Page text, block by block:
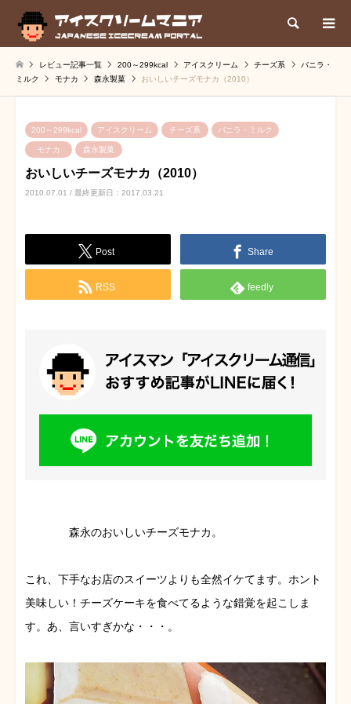
検索
レビュー記事一覧 200～299kcal アイスクリーム チーズ系
バニラ・
ミルク
モナカ 森永製菓 おいしいチーズモナカ（2010）
200～299kcal アイスクリーム チーズ系 バニラ・ミルク
モナカ 森永製菓
おいしいチーズモナカ（2010）
2010.07.01 / 最終更新日：2017.03.21
Post Share
RSS feedly
森永のおいしいチーズモナカ。
これ、下手なお店のスイーツよりも全然イケてます。ホント
美味しい！チーズケーキを食べてるような錯覚を起こしま
す。あ、言いすぎかな・・・。